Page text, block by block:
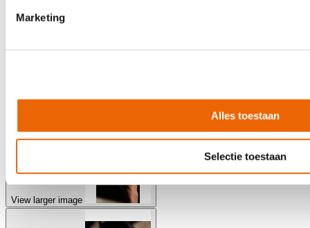
Marketing
Alles toestaan
Selectie toestaan
View larger image